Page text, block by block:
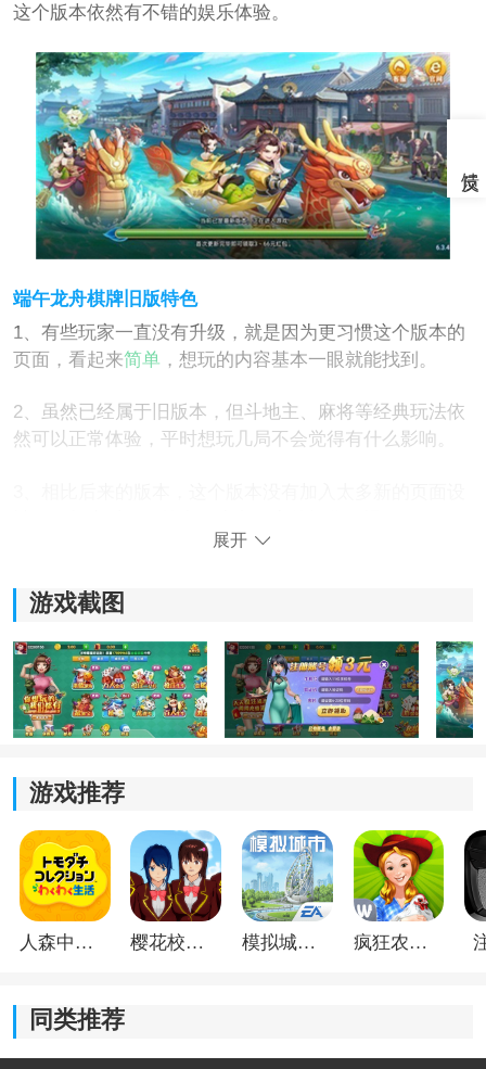
这个版本依然有不错的娱乐体验。
端午龙舟棋牌旧版特色
1、有些玩家一直没有升级，就是因为更习惯这个版本的
页面，看起来简单 ，想玩的内容基本一眼就能找到。
2、虽然已经属于旧版本，但斗地主、麻将等经典玩法依
然可以正常体验，平时想玩几局不会觉得有什么影响。
着，对于以前经常玩的玩家来说更容易找回当时的感
觉。
端午龙舟棋牌旧版经典玩法
1、熟悉内容：这个版本还是以经典棋牌游戏为主，不少
玩家熟悉的玩法都能继续体验，不需要重新学习新的规
将也能很快找到入口，整个操作比较直接，没有太多复
杂步骤。
3、保留特色： 端午主题主要作为版本中的特色内容，并
没有改变原来的棋牌玩法，老玩家重新体验时依旧能够
4、 怀旧体验：
然保留了不少熟悉的体验，日常打开玩几局会比较轻
展开
游戏截图
游戏推荐
人森中文版 樱花校园模拟器1.048.00中文版 模拟城市我是巿长联机版 疯狂农场3美国派19
同类推荐